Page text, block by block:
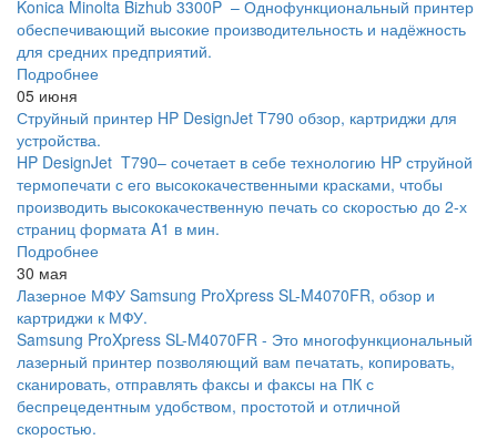
Konica Minolta Bizhub 3300P – Однофункциональный принтер
обеспечивающий высокие производительность и надёжность
для средних предприятий.
Подробнее
05 июня
Струйный принтер HP DesignJet T790 обзор, картриджи для
устройства.
HP DesignJet T790– сочетает в себе технологию HP струйной
термопечати с его высококачественными красками, чтобы
производить высококачественную печать со скоростью до 2-х
страниц формата A1 в мин.
Подробнее
30 мая
Лазерное МФУ Samsung ProXpress SL-M4070FR, обзор и
картриджи к МФУ.
Samsung ProXpress SL-M4070FR - Это многофункциональный
лазерный принтер позволяющий вам печатать, копировать,
сканировать, отправлять факсы и факсы на ПК с
беспрецедентным удобством, простотой и отличной
скоростью.